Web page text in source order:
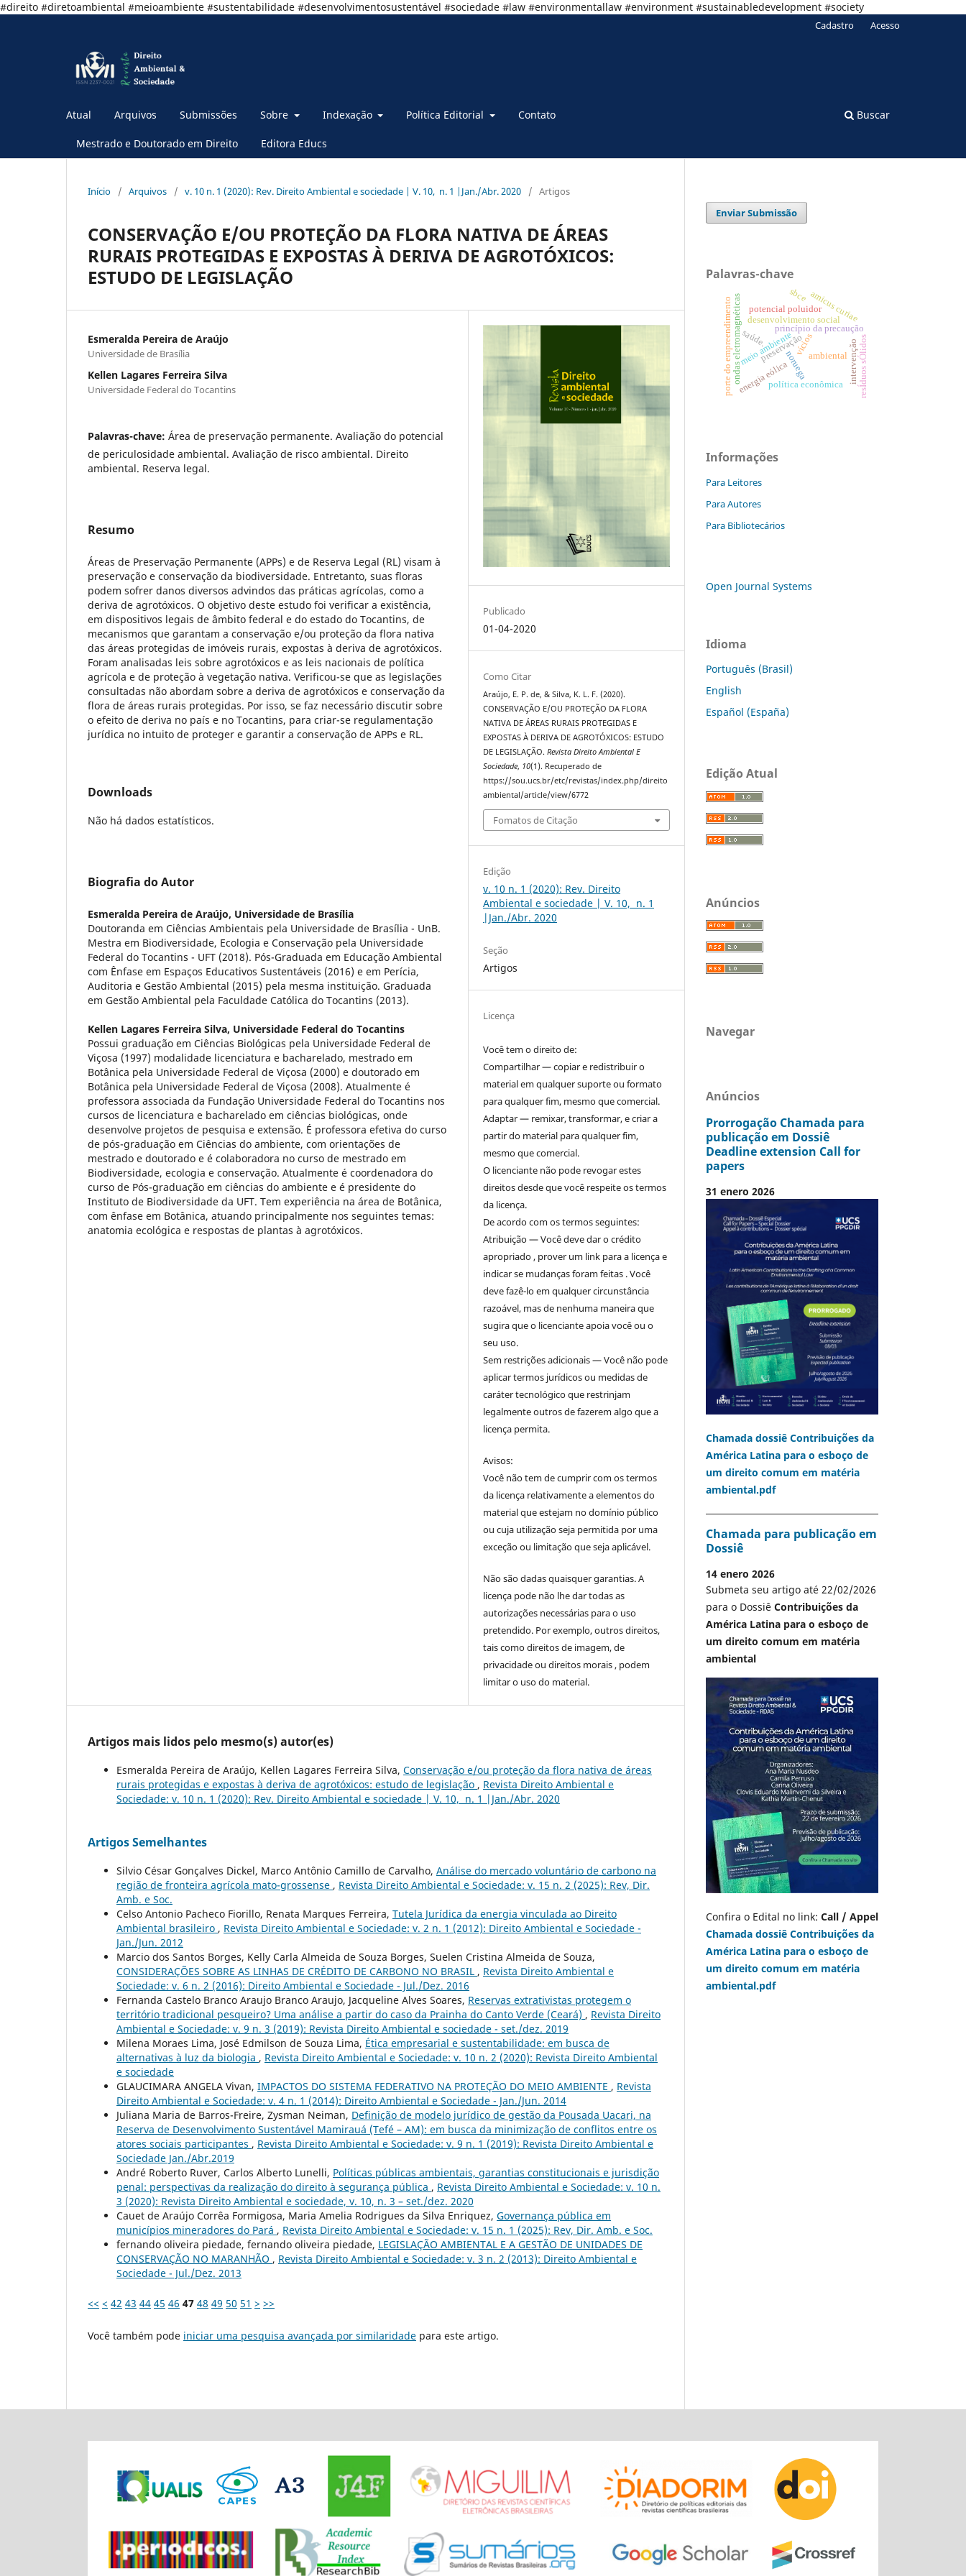
#direito #diretoambiental #meioambiente #sustentabilidade #desenvolvimentosustentável #sociedade #law #environmentallaw #environment #sustainabledevelopment #society
Atual Arquivos Submissões Sobre Indexação Política Editorial Contato
Mestrado e Doutorado em Direito Editora Educs
Buscar
Cadastro Acesso
Início / Arquivos / v. 10 n. 1 (2020): Rev. Direito Ambiental e sociedade | V. 10, n. 1 |Jan./Abr. 2020 / Artigos
CONSERVAÇÃO E/OU PROTEÇÃO DA FLORA NATIVA DE ÁREAS
RURAIS PROTEGIDAS E EXPOSTAS À DERIVA DE AGROTÓXICOS:
ESTUDO DE LEGISLAÇÃO
Esmeralda Pereira de Araújo
Universidade de Brasília
Kellen Lagares Ferreira Silva
Universidade Federal do Tocantins
Palavras-chave: Área de preservação permanente. Avaliação do potencial
de periculosidade ambiental. Avaliação de risco ambiental. Direito
ambiental. Reserva legal.
Resumo
Áreas de Preservação Permanente (APPs) e de Reserva Legal (RL) visam à
preservação e conservação da biodiversidade. Entretanto, suas floras
podem sofrer danos diversos advindos das práticas agrícolas, como a
deriva de agrotóxicos. O objetivo deste estudo foi verificar a existência,
em dispositivos legais de âmbito federal e do estado do Tocantins, de
mecanismos que garantam a conservação e/ou proteção da flora nativa
das áreas protegidas de imóveis rurais, expostas à deriva de agrotóxicos.
Foram analisadas leis sobre agrotóxicos e as leis nacionais de política
agrícola e de proteção à vegetação nativa. Verificou-se que as legislações
consultadas não abordam sobre a deriva de agrotóxicos e conservação da
flora de áreas rurais protegidas. Por isso, se faz necessário discutir sobre
o efeito de deriva no país e no Tocantins, para criar-se regulamentação
jurídica no intuito de proteger e garantir a conservação de APPs e RL.
Downloads
Não há dados estatísticos.
Biografia do Autor
Esmeralda Pereira de Araújo, Universidade de Brasília
Doutoranda em Ciências Ambientais pela Universidade de Brasília - UnB.
Mestra em Biodiversidade, Ecologia e Conservação pela Universidade
Federal do Tocantins - UFT (2018). Pós-Graduada em Educação Ambiental
com Ênfase em Espaços Educativos Sustentáveis (2016) e em Perícia,
Auditoria e Gestão Ambiental (2015) pela mesma instituição. Graduada
em Gestão Ambiental pela Faculdade Católica do Tocantins (2013).
Kellen Lagares Ferreira Silva, Universidade Federal do Tocantins
Possui graduação em Ciências Biológicas pela Universidade Federal de
Viçosa (1997) modalidade licenciatura e bacharelado, mestrado em
Botânica pela Universidade Federal de Viçosa (2000) e doutorado em
Botânica pela Universidade Federal de Viçosa (2008). Atualmente é
professora associada da Fundação Universidade Federal do Tocantins nos
cursos de licenciatura e bacharelado em ciências biológicas, onde
desenvolve projetos de pesquisa e extensão. É professora efetiva do curso
de pós-graduação em Ciências do ambiente, com orientações de
mestrado e doutorado e é colaboradora no curso de mestrado em
Biodiversidade, ecologia e conservação. Atualmente é coordenadora do
curso de Pós-graduação em ciências do ambiente e é presidente do
Instituto de Biodiversidade da UFT. Tem experiência na área de Botânica,
com ênfase em Botânica, atuando principalmente nos seguintes temas:
anatomia ecológica e respostas de plantas à agrotóxicos.
Publicado
01-04-2020
Como Citar
Araújo, E. P. de, & Silva, K. L. F. (2020).
CONSERVAÇÃO E/OU PROTEÇÃO DA FLORA
NATIVA DE ÁREAS RURAIS PROTEGIDAS E
EXPOSTAS À DERIVA DE AGROTÓXICOS: ESTUDO
DE LEGISLAÇÃO.Revista Direito Ambiental E
Sociedade, 10(1). Recuperado de
https://sou.ucs.br/etc/revistas/index.php/direito
ambiental/article/view/6772
Fomatos de Citação
Edição
v. 10 n. 1 (2020): Rev. Direito
Ambiental e sociedade | V. 10, n. 1
|Jan./Abr. 2020
Seção
Artigos
Licença
Você tem o direito de:
Compartilhar — copiar e redistribuir o
material em qualquer suporte ou formato
para qualquer fim, mesmo que comercial.
Adaptar — remixar, transformar, e criar a
partir do material para qualquer fim,
mesmo que comercial.
O licenciante não pode revogar estes
direitos desde que você respeite os termos
da licença.
De acordo com os termos seguintes:
Atribuição — Você deve dar o crédito
apropriado , prover um link para a licença e
indicar se mudanças foram feitas . Você
deve fazê-lo em qualquer circunstância
razoável, mas de nenhuma maneira que
sugira que o licenciante apoia você ou o
seu uso.
Sem restrições adicionais — Você não pode
aplicar termos jurídicos ou medidas de
caráter tecnológico que restrinjam
legalmente outros de fazerem algo que a
licença permita.
Avisos:
Você não tem de cumprir com os termos
da licença relativamente a elementos do
material que estejam no domínio público
ou cuja utilização seja permitida por uma
exceção ou limitação que seja aplicável.
Não são dadas quaisquer garantias. A
licença pode não lhe dar todas as
autorizações necessárias para o uso
pretendido. Por exemplo, outros direitos,
tais como direitos de imagem, de
privacidade ou direitos morais , podem
limitar o uso do material.
Artigos mais lidos pelo mesmo(s) autor(es)
Esmeralda Pereira de Araújo, Kellen Lagares Ferreira Silva, Conservação e/ou proteção da flora nativa de áreas
rurais protegidas e expostas à deriva de agrotóxicos: estudo de legislação , Revista Direito Ambiental e
Sociedade: v. 10 n. 1 (2020): Rev. Direito Ambiental e sociedade | V. 10, n. 1 |Jan./Abr. 2020
Artigos Semelhantes
Silvio César Gonçalves Dickel, Marco Antônio Camillo de Carvalho, Análise do mercado voluntário de carbono na
região de fronteira agrícola mato-grossense , Revista Direito Ambiental e Sociedade: v. 15 n. 2 (2025): Rev, Dir.
Amb. e Soc.
Celso Antonio Pacheco Fiorillo, Renata Marques Ferreira, Tutela Jurídica da energia vinculada ao Direito
Ambiental brasileiro , Revista Direito Ambiental e Sociedade: v. 2 n. 1 (2012): Direito Ambiental e Sociedade -
Jan./Jun. 2012
Marcio dos Santos Borges, Kelly Carla Almeida de Souza Borges, Suelen Cristina Almeida de Souza,
CONSIDERAÇÕES SOBRE AS LINHAS DE CRÉDITO DE CARBONO NO BRASIL , Revista Direito Ambiental e
Sociedade: v. 6 n. 2 (2016): Direito Ambiental e Sociedade - Jul./Dez. 2016
Fernanda Castelo Branco Araujo Branco Araujo, Jacqueline Alves Soares, Reservas extrativistas protegem o
território tradicional pesqueiro? Uma análise a partir do caso da Prainha do Canto Verde (Ceará) , Revista Direito
Ambiental e Sociedade: v. 9 n. 3 (2019): Revista Direito Ambiental e sociedade - set./dez. 2019
Milena Moraes Lima, José Edmilson de Souza Lima, Ética empresarial e sustentabilidade: em busca de
alternativas à luz da biologia , Revista Direito Ambiental e Sociedade: v. 10 n. 2 (2020): Revista Direito Ambiental
e sociedade
GLAUCIMARA ANGELA Vivan, IMPACTOS DO SISTEMA FEDERATIVO NA PROTEÇÃO DO MEIO AMBIENTE , Revista
Direito Ambiental e Sociedade: v. 4 n. 1 (2014): Direito Ambiental e Sociedade - Jan./Jun. 2014
Juliana Maria de Barros-Freire, Zysman Neiman, Definição de modelo jurídico de gestão da Pousada Uacari, na
Reserva de Desenvolvimento Sustentável Mamirauá (Tefé – AM): em busca da minimização de conflitos entre os
atores sociais participantes , Revista Direito Ambiental e Sociedade: v. 9 n. 1 (2019): Revista Direito Ambiental e
Sociedade Jan./Abr.2019
André Roberto Ruver, Carlos Alberto Lunelli, Políticas públicas ambientais, garantias constitucionais e jurisdição
penal: perspectivas da realização do direito à segurança pública , Revista Direito Ambiental e Sociedade: v. 10 n.
3 (2020): Revista Direito Ambiental e sociedade, v. 10, n. 3 – set./dez. 2020
Cauet de Araújo Corrêa Formigosa, Maria Amelia Rodrigues da Silva Enriquez, Governança pública em
municípios mineradores do Pará , Revista Direito Ambiental e Sociedade: v. 15 n. 1 (2025): Rev, Dir. Amb. e Soc.
fernando oliveira piedade, fernando oliveira piedade, LEGISLAÇÃO AMBIENTAL E A GESTÃO DE UNIDADES DE
CONSERVAÇÃO NO MARANHÃO , Revista Direito Ambiental e Sociedade: v. 3 n. 2 (2013): Direito Ambiental e
Sociedade - Jul./Dez. 2013
<< < 42 43 44 45 46 47 48 49 50 51 > >>
Você também pode iniciar uma pesquisa avançada por similaridade para este artigo.
Enviar Submissão
Palavras-chave
ambiental
noruega
meio ambiente
ondas eletromagnéticas princípio da precaução
saúde.
desenvolvimento social
intervenção
preservação
política econômica
amicus curiae
energia eólica
porte do empreendimento potencial poluidor
sbce
vícios resÍduos sÓlidos
Informações
Para Leitores
Para Autores
Para Bibliotecários
Open Journal Systems
Idioma
Português (Brasil)
English
Español (España)
Edição Atual
Anúncios
Navegar
Anúncios
Prorrogação Chamada para
publicação em Dossiê
Deadline extension Call for
papers
31 enero 2026
Chamada dossiê Contribuições da
América Latina para o esboço de
um direito comum em matéria
ambiental.pdf
Chamada para publicação em
Dossiê
14 enero 2026
Submeta seu artigo até 22/02/2026
para o Dossiê Contribuições da
América Latina para o esboço de
um direito comum em matéria
ambiental
Confira o Edital no link: Call / Appel
Chamada dossiê Contribuições da
América Latina para o esboço de
um direito comum em matéria
ambiental.pdf